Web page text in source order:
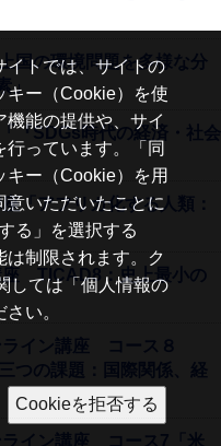
国の環境問題を多様な分
」
『SDGs時代の経済・社会
「アフリカ化する人類：
座 TICAD8：史上最小の
ライン講座 コース８
つの課題：国際関係、経
ライン講座 コース7「米
イトでは、サイトの
キー（Cookie）を使
機能の提供や、サイ
っています。「同
ー（Cookie）を用
いただいたことに
る」を選択する
は制限されます。ク
しては「個人情報の
い。